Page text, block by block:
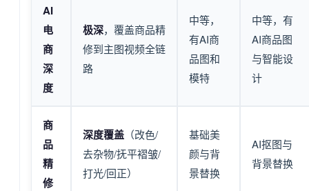
AI
电
商
深
度
极深，覆盖商品精
修到主图视频全链
路
中等，
有AI商
品图和
模特
中等，有
AI商品图
与智能设
计
商
品
精
修
深度覆盖 （改色/
去杂物/抚平褶皱/
打光/回正）
基础美
颜与背
景替换
AI抠图与
背景替换